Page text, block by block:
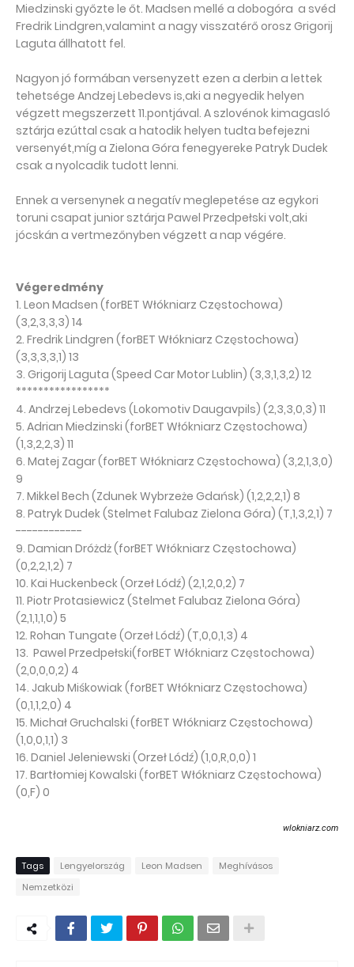
Miedzinski győzte le őt. Madsen mellé a dobogóra a svéd
Fredrik Lindgren,valamint a nagy visszatérő orosz Grigorij
Laguta állhatott fel.
Nagyon jó formában versenyzett ezen a derbin a lettek
tehetsége Andzej Lebedevs is,aki a negyedik helyen
végzett megszerzett 11.pontjával. A szlovénok kimagasló
sztárja ezúttal csak a hatodik helyen tudta befejezni
versenyét,míg a Zielona Góra fenegyereke Patryk Dudek
csak a nyolcadik tudott lenni.
Ennek a versenynek a negatív meglepetése az egykori
toruni csapat junior sztárja Pawel Przedpełski volt,aki
jócskán a vertmezőnyben végzett a nap végére.
Végeredmény
1. Leon Madsen (forBET Włókniarz Częstochowa)
(3,2,3,3,3) 14
2. Fredrik Lindgren (forBET Włókniarz Częstochowa)
(3,3,3,3,1) 13
3. Grigorij Laguta (Speed Car Motor Lublin) (3,3,1,3,2) 12
*****************
4. Andrzej Lebedevs (Lokomotiv Daugavpils) (2,3,3,0,3) 11
5. Adrian Miedzinski (forBET Włókniarz Częstochowa)
(1,3,2,2,3) 11
6. Matej Zagar (forBET Włókniarz Częstochowa) (3,2,1,3,0)
9
7. Mikkel Bech (Zdunek Wybrzeże Gdańsk) (1,2,2,2,1) 8
8. Patryk Dudek (Stelmet Falubaz Zielona Góra) (T,1,3,2,1) 7
------------
9. Damian Dróżdż (forBET Włókniarz Częstochowa)
(0,2,2,1,2) 7
10. Kai Huckenbeck (Orzeł Lódź) (2,1,2,0,2) 7
11. Piotr Protasiewicz (Stelmet Falubaz Zielona Góra)
(2,1,1,1,0) 5
12. Rohan Tungate (Orzeł Lódź) (T,0,0,1,3) 4
13. Pawel Przedpełski(forBET Włókniarz Częstochowa)
(2,0,0,0,2) 4
14. Jakub Miśkowiak (forBET Włókniarz Częstochowa)
(0,1,1,2,0) 4
15. Michał Gruchalski (forBET Włókniarz Częstochowa)
(1,0,0,1,1) 3
16. Daniel Jeleniewski (Orzeł Lódź) (1,0,R,0,0) 1
17. Bartłomiej Kowalski (forBET Włókniarz Częstochowa)
(0,F) 0
wlokniarz.com
Tags Lengyelország Leon Madsen
Meghívásos
Nemzetközi